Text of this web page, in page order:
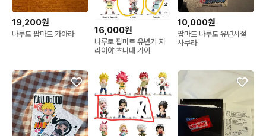
19,200원
나루토 팝마트 가아라 16,000원
나루토 팝마트 유년기 지
라이야 츠나데 가이
10,000원
팝마트 나루토 유년시절
사쿠라